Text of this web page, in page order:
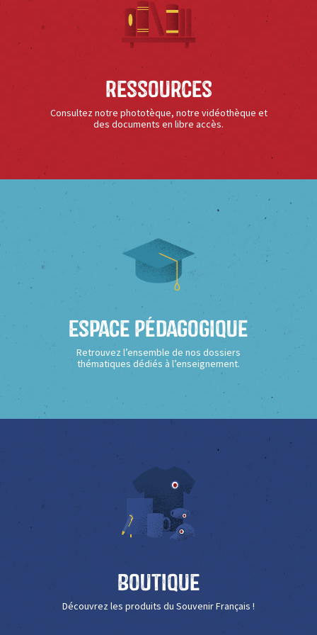
Ressources
Consultez notre phototèque, notre vidéothèque et
des documents en libre accès.
Espace Pédagogique
Retrouvez l’ensemble de nos dossiers
thématiques dédiés à l’enseignement.
Boutique
Découvrez les produits du Souvenir Français !